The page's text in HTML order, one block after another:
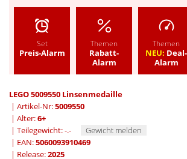
Set
Preis-Alarm
Themen
Rabatt-
Alarm
Themen
NEU: Deal-
Alarm
LEGO 5009550 Linsenmedaille
| Artikel-Nr:5009550
| Alter:6+
| Teilegewicht: -.-
Gewicht melden
| EAN:5060093910469
| Release:2025